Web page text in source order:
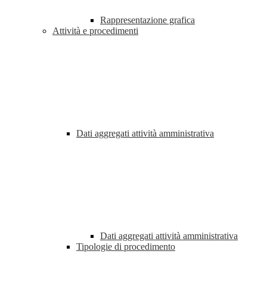
Rappresentazione grafica
Attività e procedimenti
Dati aggregati attività amministrativa
Dati aggregati attività amministrativa
Tipologie di procedimento